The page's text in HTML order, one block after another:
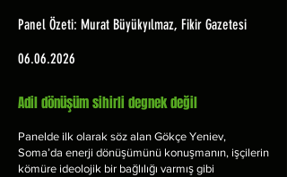
Panel Özeti: Murat Büyükyılmaz, Fikir Gazetesi
06.06.2026
Adil dönüşüm sihirli degnek değil
Panelde ilk olarak söz alan Gökçe Yeniev,
Soma’da enerji dönüşümünü konuşmanın, işçilerin
kömüre ideolojik bir bağlılığı varmış gibi